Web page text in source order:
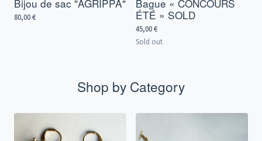
Bijou de sac "AGRIPPA"
80,00€
Bague « CONCOURS
ÉTÉ » SOLD
45,00€
Sold out
Shop by Category